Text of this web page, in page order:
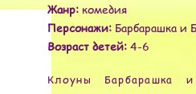
Жанр: комедия
Персонажи: Барбарашка и
Возраст детей: 4-6
Клоуны Барбарашка